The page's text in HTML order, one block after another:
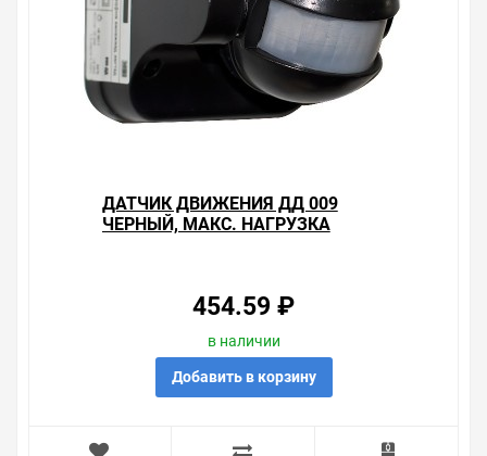
ДАТЧИК ДВИЖЕНИЯ ДД 009
ЧЕРНЫЙ, МАКС. НАГРУЗКА
454.59 ₽
в наличии
Добавить в корзину